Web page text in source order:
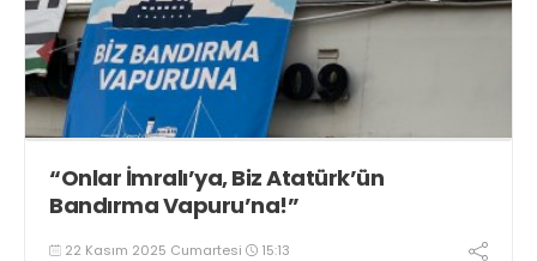
“Onlar İmralı’ya, Biz Atatürk’ün
Bandırma Vapuru’na!”
22 Kasım 2025 Cumartesi 15:13